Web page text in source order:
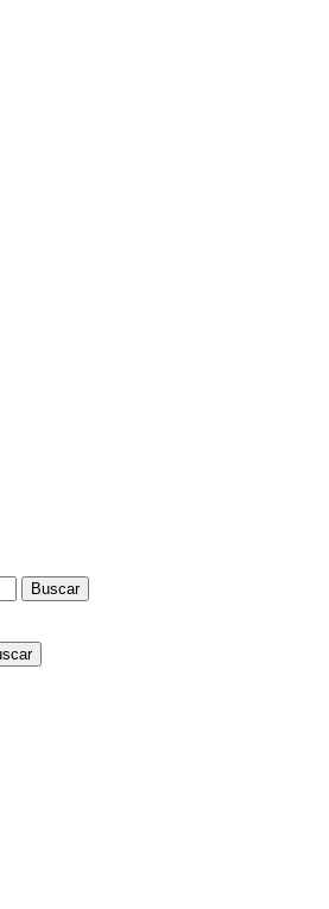
Buscar